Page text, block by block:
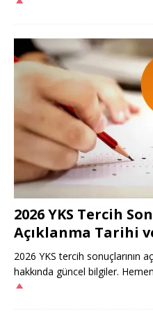
2026 YKS Tercih
Açıklanma Tarihi
2026 YKS tercih sonuçlarının
hakkında güncel bilgiler.